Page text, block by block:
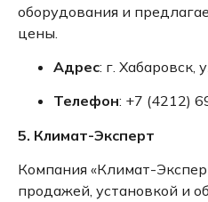
оборудования и
цены.
Адрес: г. Хабаровск,
Телефон: +7 (4212)
5. Климат-Эксперт
Компания «Климат-
продажей, установкой и